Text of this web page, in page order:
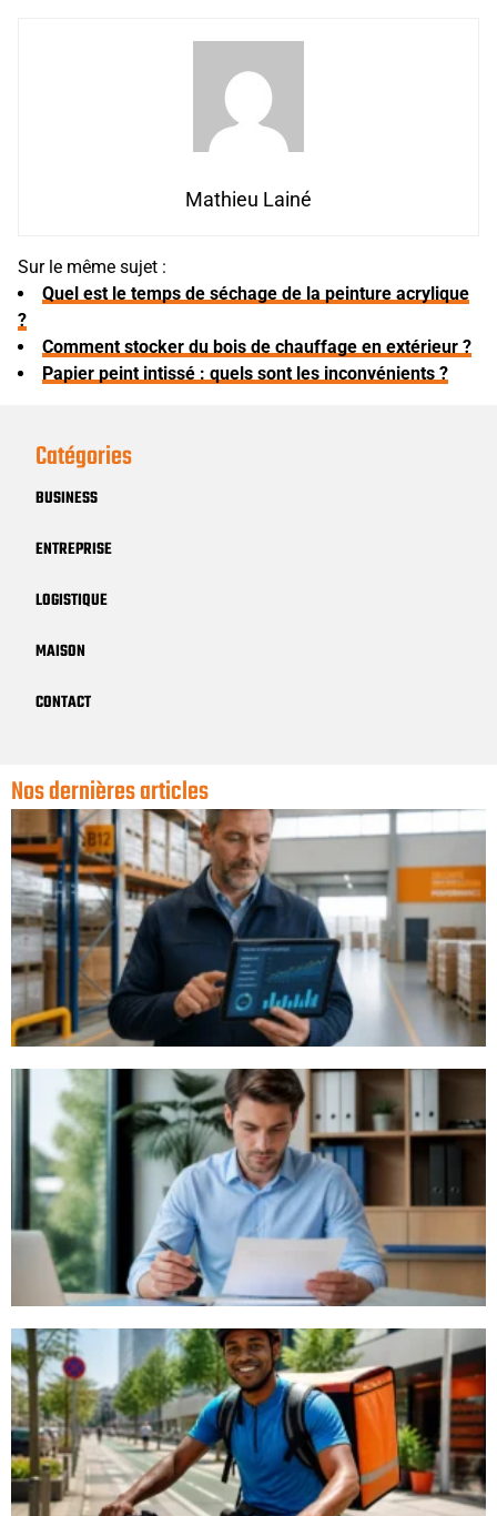
Mathieu Lainé
Sur le même sujet :
Quel est le temps de séchage de la peinture acrylique
?
Comment stocker du bois de chauffage en extérieur ?
Papier peint intissé : quels sont les inconvénients ?
Catégories
BUSINESS
ENTREPRISE
LOGISTIQUE
MAISON
CONTACT
Nos dernières articles